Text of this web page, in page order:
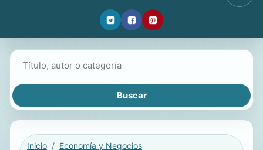
Inicio
Economía y Negocios